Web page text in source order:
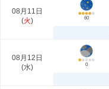
08月11日
(火) 60
08月12日
(水) 0